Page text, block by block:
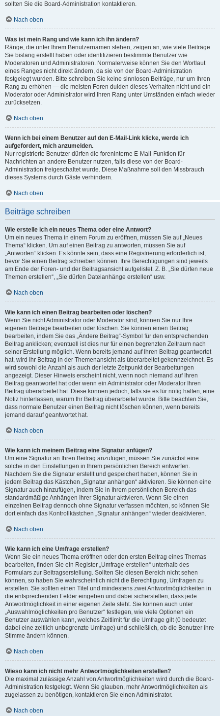
sollten Sie die Board-Administration kontaktieren.
Nach oben
Was ist mein Rang und wie kann ich ihn ändern?
Ränge, die unter Ihrem Benutzernamen stehen, zeigen an, wie viele Beiträge
Sie bislang erstellt haben oder identifizieren bestimmte Benutzer wie
Moderatoren und Administratoren. Normalerweise können Sie den Wortlaut
eines Ranges nicht direkt ändern, da sie von der Board-Administration
festgelegt wurden. Bitte schreiben Sie keine sinnlosen Beiträge, nur um Ihren
Rang zu erhöhen — die meisten Foren dulden dieses Verhalten nicht und ein
Moderator oder Administrator wird Ihren Rang unter Umständen einfach wieder
zurücksetzen.
Nach oben
Wenn ich bei einem Benutzer auf den E-Mail-Link klicke, werde ich
aufgefordert, mich anzumelden.
Nur registrierte Benutzer dürfen die foreninterne E-Mail-Funktion für
Nachrichten an andere Benutzer nutzen, falls diese von der Board-
Administration freigeschaltet wurde. Diese Maßnahme soll den Missbrauch
dieses Systems durch Gäste verhindern.
Nach oben
Beiträge schreiben
Wie erstelle ich ein neues Thema oder eine Antwort?
Um ein neues Thema in einem Forum zu eröffnen, müssen Sie auf „Neues
Thema“ klicken. Um auf einen Beitrag zu antworten, müssen Sie auf
„Antworten“ klicken. Es könnte sein, dass eine Registrierung erforderlich ist,
bevor Sie einen Beitrag schreiben können. Ihre Berechtigungen sind jeweils
am Ende der Foren- und der Beitragsansicht aufgelistet. Z. B. „Sie dürfen neue
Themen erstellen“, „Sie dürfen Dateianhänge erstellen“ usw.
Nach oben
Wie kann ich einen Beitrag bearbeiten oder löschen?
Wenn Sie nicht Administrator oder Moderator sind, können Sie nur Ihre
eigenen Beiträge bearbeiten oder löschen. Sie können einen Beitrag
bearbeiten, indem Sie das „Ändere Beitrag“-Symbol für den entsprechenden
Beitrag anklicken; eventuell ist dies nur für einen begrenzten Zeitraum nach
seiner Erstellung möglich. Wenn bereits jemand auf Ihren Beitrag geantwortet
hat, wird Ihr Beitrag in der Themenansicht als überarbeitet gekennzeichnet. Es
wird sowohl die Anzahl als auch der letzte Zeitpunkt der Bearbeitungen
angezeigt. Dieser Hinweis erscheint nicht, wenn noch niemand auf Ihren
Beitrag geantwortet hat oder wenn ein Administrator oder Moderator Ihren
Beitrag überarbeitet hat. Diese können jedoch, falls sie es für nötig halten, eine
Notiz hinterlassen, warum Ihr Beitrag überarbeitet wurde. Bitte beachten Sie,
dass normale Benutzer einen Beitrag nicht löschen können, wenn bereits
jemand darauf geantwortet hat.
Nach oben
Wie kann ich meinem Beitrag eine Signatur anfügen?
Um eine Signatur an Ihren Beitrag anzufügen, müssen Sie zunächst eine
solche in den Einstellungen in Ihrem persönlichen Bereich entwerfen.
Nachdem Sie die Signatur erstellt und gespeichert haben, können Sie in
jedem Beitrag das Kästchen „Signatur anhängen“ aktivieren. Sie können eine
Signatur auch hinzufügen, indem Sie in Ihrem persönlichen Bereich das
standardmäßige Anhängen Ihrer Signatur aktivieren. Wenn Sie einen
einzelnen Beitrag dennoch ohne Signatur verfassen möchten, so können Sie
dort einfach das Kontrollkästchen „Signatur anhängen“ wieder deaktivieren.
Nach oben
Wie kann ich eine Umfrage erstellen?
Wenn Sie ein neues Thema eröffnen oder den ersten Beitrag eines Themas
bearbeiten, finden Sie ein Register „Umfrage erstellen“ unterhalb des
Formulars zur Beitragserstellung. Sollten Sie diesen Bereich nicht sehen
können, so haben Sie wahrscheinlich nicht die Berechtigung, Umfragen zu
erstellen. Sie sollten einen Titel und mindestens zwei Antwortmöglichkeiten in
die entsprechenden Felder eingeben und dabei sicherstellen, dass jede
Antwortmöglichkeit in einer eigenen Zeile steht. Sie können auch unter
„Auswahlmöglichkeiten pro Benutzer“ festlegen, wie viele Optionen ein
Benutzer auswählen kann, welches Zeitlimit für die Umfrage gilt (0 bedeutet
dabei eine zeitlich unbegrenzte Umfrage) und schließlich, ob die Benutzer ihre
Stimme ändern können.
Nach oben
Wieso kann ich nicht mehr Antwortmöglichkeiten erstellen?
Die maximal zulässige Anzahl von Antwortmöglichkeiten wird durch die Board-
Administration festgelegt. Wenn Sie glauben, mehr Antwortmöglichkeiten als
zugelassen zu benötigen, kontaktieren Sie einen Administrator.
Nach oben